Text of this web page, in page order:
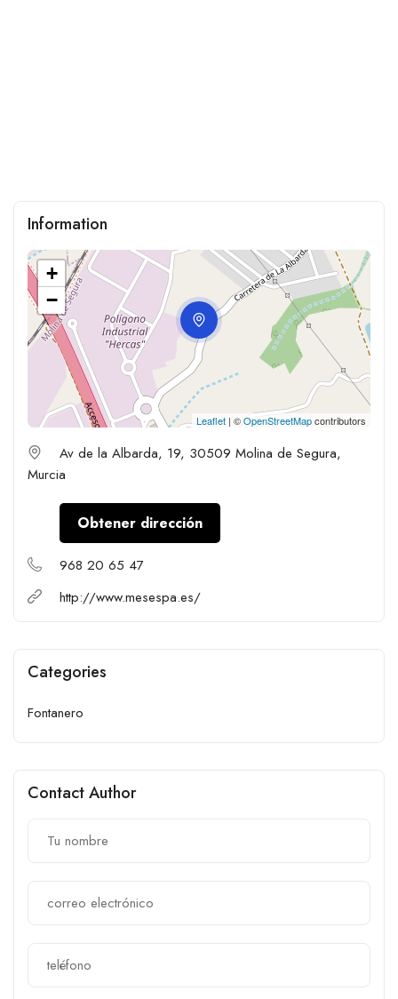
Information
+
−
Leaflet | ©OpenStreetMapcontributors
Av de la Albarda, 19, 30509 Molina de Segura,
Murcia
Obtener dirección
968 20 65 47
http://www.mesespa.es/
Categories
Fontanero
Contact Author